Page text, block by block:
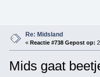
Re: Midsland
« Reactie #738 Gepost op:
Mids gaat